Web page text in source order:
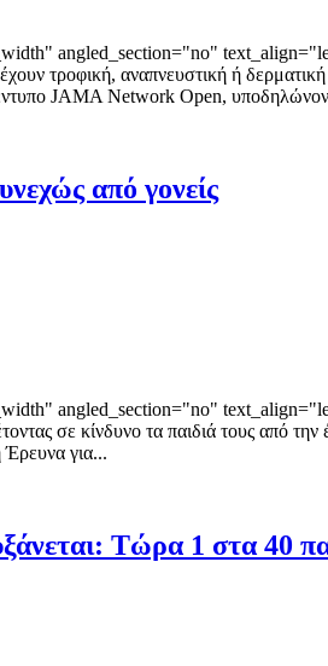
angled_section="no"
τροφική, αναπνευστική ή
JAMA Network Open,
από γονείς
angled_section="no"
σε κίνδυνο τα παιδιά τους από
Έρευνα για...
Τώρα 1 στα 40